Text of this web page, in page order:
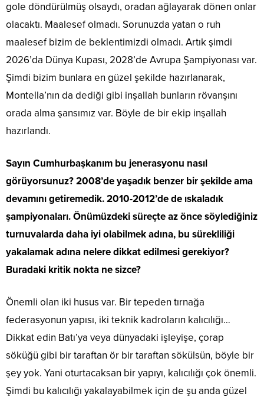
gole döndürülmüş olsaydı, oradan ağlayarak dönen onlar
olacaktı. Maalesef olmadı. Sorunuzda yatan o ruh
maalesef bizim de beklentimizdi olmadı. Artık şimdi
2026’da Dünya Kupası, 2028’de Avrupa Şampiyonası var.
Şimdi bizim bunlara en güzel şekilde hazırlanarak,
Montella’nın da dediği gibi inşallah bunların rövanşını
orada alma şansımız var. Böyle de bir ekip inşallah
hazırlandı.
Sayın Cumhurbaşkanım bu jenerasyonu nasıl
görüyorsunuz? 2008’de yaşadık benzer bir şekilde ama
devamını getiremedik. 2010-2012’de de ıskaladık
şampiyonaları. Önümüzdeki süreçte az önce söylediğiniz
turnuvalarda daha iyi olabilmek adına, bu sürekliliği
yakalamak adına nelere dikkat edilmesi gerekiyor?
Buradaki kritik nokta ne sizce?
Önemli olan iki husus var. Bir tepeden tırnağa
federasyonun yapısı, iki teknik kadroların kalıcılığı…
Dikkat edin Batı’ya veya dünyadaki işleyişe, çorap
söküğü gibi bir taraftan ör bir taraftan sökülsün, böyle bir
şey yok. Yani oturtacaksan bir yapıyı, kalıcılığı çok önemli.
Şimdi bu kalıcılığı yakalayabilmek için de şu anda güzel